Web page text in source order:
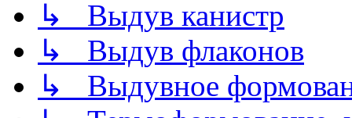
↳ Выдув канистр
↳ Выдув флаконов
↳ Выдувное